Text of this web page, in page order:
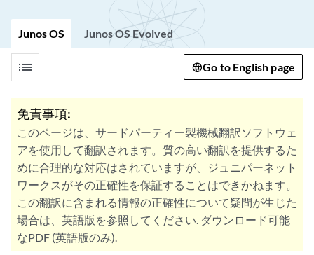
Junos OS Junos OS Evolved
list Go to English page
免責事項:
このページは、サードパーティー製機械翻訳ソフトウェ
アを使用して翻訳されます。質の高い翻訳を提供するた
めに合理的な対応はされていますが、ジュニパーネット
ワークスがその正確性を保証することはできかねます。
この翻訳に含まれる情報の正確性について疑問が生じた
場合は、英語版を参照してください. ダウンロード可能
なPDF (英語版のみ).